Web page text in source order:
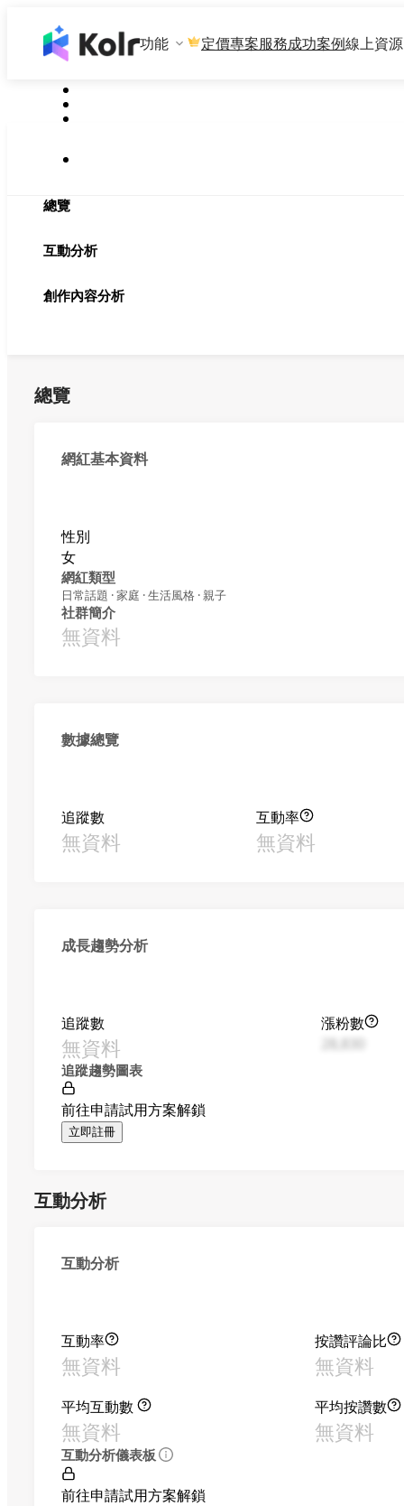
功能 定價專案服務成功案例線上資源
總覽
互動分析
創作內容分析
總覽
網紅基本資料
性別
女
網紅類型
日常話題 · 家庭 · 生活風格 · 親子
社群簡介
無資料
數據總覽
追蹤數
無資料
互動率
無資料
成長趨勢分析
追蹤數
無資料
漲粉數
追蹤趨勢圖表
前往申請試用方案解鎖
立即註冊
互動分析
互動分析
互動率
無資料
按讚評論比
無資料
平均互動數
無資料
平均按讚數
無資料
互動分析儀表板
前往申請試用方案解鎖